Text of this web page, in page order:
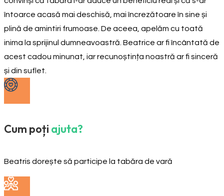
întoarce acasă mai deschisă, mai încrezătoare în sine și
plină de amintiri frumoase. De aceea, apelăm cu toată
inima la sprijinul dumneavoastră. Beatrice ar fi încântată de
acest cadou minunat, iar recunoștința noastră ar fi sinceră
și din suflet.
Cum poți ajuta?
Beatris dorește să participe la tabăra de vară